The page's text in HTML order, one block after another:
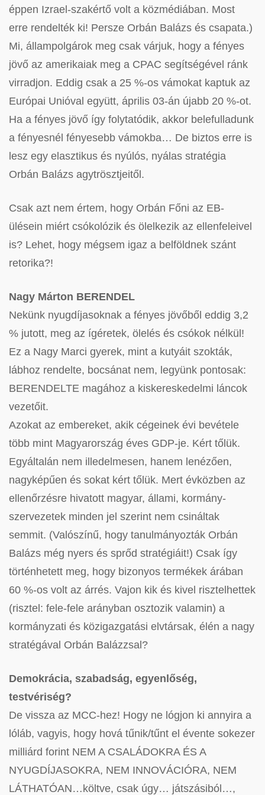
éppen Izrael-szakértő volt a közmédiában. Most
erre rendelték ki! Persze Orbán Balázs és csapata.)
Mi, állampolgárok meg csak várjuk, hogy a fényes
jövő az amerikaiak meg a CPAC segítségével ránk
virradjon. Eddig csak a 25 %-os vámokat kaptuk az
Európai Unióval együtt, április 03-án újabb 20 %-ot.
Ha a fényes jövő így folytatódik, akkor belefulladunk
a fényesnél fényesebb vámokba… De biztos erre is
lesz egy elasztikus és nyúlós, nyálas stratégia
Orbán Balázs agytrösztjeitől.
Csak azt nem értem, hogy Orbán Főni az EB-
ülésein miért csókolózik és ölelkezik az ellenfeleivel
is? Lehet, hogy mégsem igaz a belföldnek szánt
retorika?!
Nagy Márton BERENDEL
Nekünk nyugdíjasoknak a fényes jövőből eddig 3,2
% jutott, meg az ígéretek, ölelés és csókok nélkül!
Ez a Nagy Marci gyerek, mint a kutyáit szokták,
lábhoz rendelte, bocsánat nem, legyünk pontosak:
BERENDELTE magához a kiskereskedelmi láncok
vezetőit.
Azokat az embereket, akik cégeinek évi bevétele
több mint Magyarország éves GDP-je. Kért tőlük.
Egyáltalán nem illedelmesen, hanem lenézően,
nagyképűen és sokat kért tőlük. Mert évközben az
ellenőrzésre hivatott magyar, állami, kormány-
szervezetek minden jel szerint nem csináltak
semmit. (Valószínű, hogy tanulmányozták Orbán
Balázs még nyers és sprőd stratégiáit!) Csak így
történhetett meg, hogy bizonyos termékek árában
60 %-os volt az árrés. Vajon kik és kivel risztelhettek
(risztel: fele-fele arányban osztozik valamin) a
kormányzati és közigazgatási elvtársak, élén a nagy
stratégával Orbán Balázzsal?
Demokrácia, szabadság, egyenlőség,
testvériség?
De vissza az MCC-hez! Hogy ne lógjon ki annyira a
lóláb, vagyis, hogy hová tűnik/tűnt el évente sokezer
milliárd forint NEM A CSALÁDOKRA ÉS A
NYUGDÍJASOKRA, NEM INNOVÁCIÓRA, NEM
LÁTHATÓAN…költve, csak úgy… játszásiból…,